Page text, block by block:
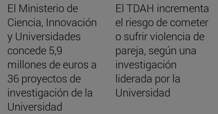
El Ministerio de
Ciencia, Innovación
y Universidades
concede 5,9
millones de euros a
36 proyectos de
investigación de la
Universidad
El TDAH incrementa
el riesgo de cometer
o sufrir violencia de
pareja, según una
investigación
liderada por la
Universidad